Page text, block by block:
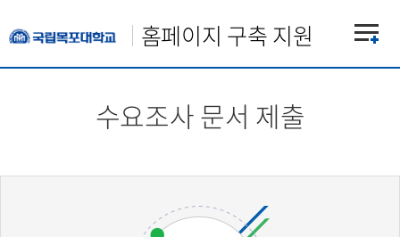
홈페이지 구축 지원
수요조사 문서 제출